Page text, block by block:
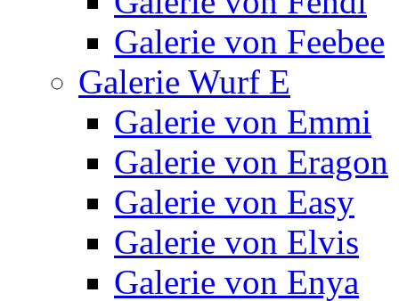
Galerie von Feebee
Galerie Wurf E
Galerie von Emmi
Galerie von Eragon
Galerie von Easy
Galerie von Elvis
Galerie von Enya